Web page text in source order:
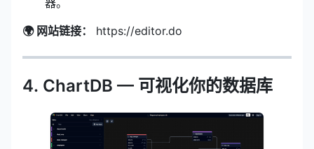
🌍 网站链接：
https://editor.do
4. ChartDB — 可视化你的数据库